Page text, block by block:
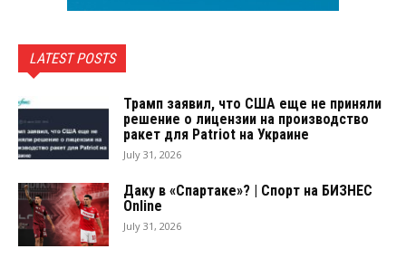
LATEST POSTS
Трамп заявил, что США еще не приняли
решение о лицензии на производство
ракет для Patriot на Украине
July 31, 2026
Даку в «Спартаке»? | Спорт на БИЗНЕС
Online
July 31, 2026